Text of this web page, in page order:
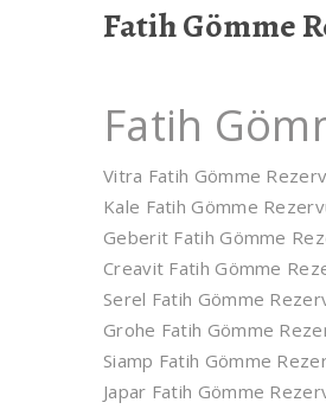
Fatih Gömme
Fatih
Vitra Fatih Gömme
Kale Fatih Gömme
Geberit Fatih Gömme
Creavit Fatih Gömme
Serel Fatih Gömme
Grohe Fatih Gömme
Siamp Fatih Gömme
Japar Fatih Gömme